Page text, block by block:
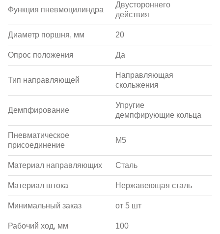
Функция пневмоцилиндра
Двустороннего
действия
Диаметр поршня, мм 20
Опрос положения Да
Тип направляющей
Направляющая
скольжения
Демпфирование
Упругие
демпфирующие кольца
Пневматическое
присоединение
M5
Материал направляющих Сталь
Материал штока Нержавеющая сталь
Минимальный заказ от 5 шт
Рабочий ход, мм 100